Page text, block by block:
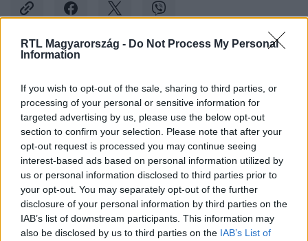
RTL Magyarország - Do Not Process My Personal
Information
If you wish to opt-out of the sale, sharing to third parties, or
processing of your personal or sensitive information for
targeted advertising by us, please use the below opt-out
section to confirm your selection. Please note that after your
opt-out request is processed you may continue seeing
interest-based ads based on personal information utilized by
us or personal information disclosed to third parties prior to
your opt-out. You may separately opt-out of the further
disclosure of your personal information by third parties on the
IAB’s list of downstream participants. This information may
also be disclosed by us to third parties on the IAB’s List of
Facebookon is!
Követem
CINEMAKLUB #STAR WARS